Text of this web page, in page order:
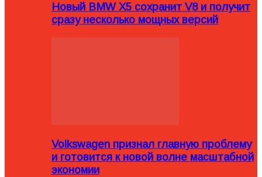
Новый BMW X5 сохранит V8 и получит
сразу несколько мощных версий
Volkswagen признал главную проблему
и готовится к новой волне масштабной
экономии